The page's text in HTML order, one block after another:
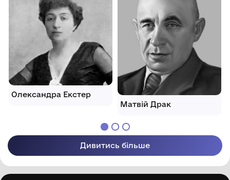
Олександра Екстер
Матвій Драк
Дивитись більше